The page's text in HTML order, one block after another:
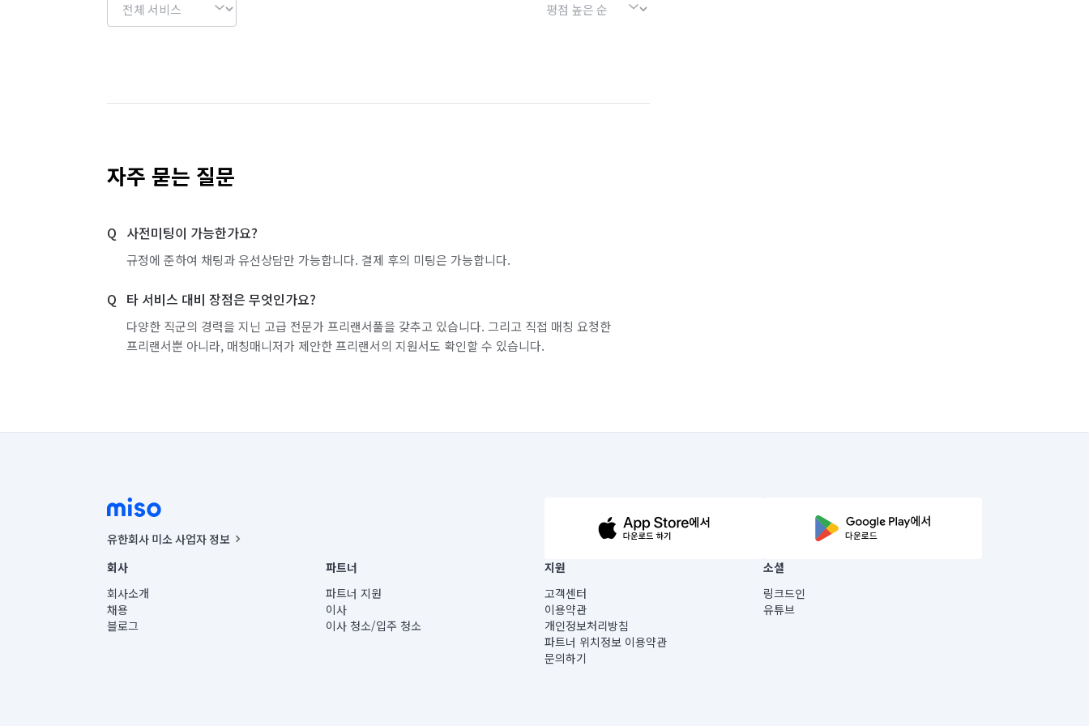
자주 묻는 질문
사전미팅이 가능한가요?
규정에 준하여 채팅과 유선상담만 가능합니다. 결제 후의 미팅은 가능합니다.
타 서비스 대비 장점은 무엇인가요?
다양한 직군의 경력을 지닌 고급 전문가 프리랜서풀을 갖추고 있습니다. 그리고 직접 매칭 요청한
프리랜서뿐 아니라, 매칭매니저가 제안한 프리랜서의 지원서도 확인할 수 있습니다.
유한회사 미소 사업자 정보
사업자등록번호 : 291-87-00271 | 인허가번호 : 2016-3220163-14-5-00019 |
통신판매신고번호 : 2024-서울종로-1400(공정거래위원회 정보) |
대표이사 : CHING VICTOR COLUMBIA RHEE
주소 | 본사: 서울특별시 종로구 율곡로 6(중학동, 트윈트리빌딩) B동 5층
컨택센터 : 서울특별시 종로구 수송동 율곡로 24, 7층, 8층 미소
회사
회사소개
채용
블로그
파트너
파트너 지원
이사
이사 청소/입주 청소
지원
고객센터
이용약관
개인정보처리방침
파트너 위치정보 이용약관
문의하기
소셜
링크드인
유튜브